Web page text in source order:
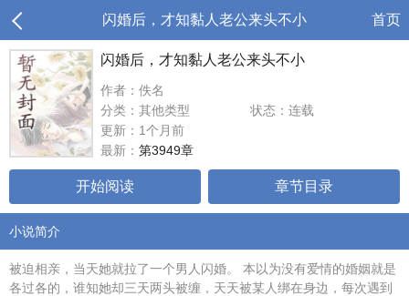
闪婚后，才知黏人老公来头不小 首页
闪婚后，才知黏人老公来头不小
作者：佚名
分类：其他类型
状态：连载
更新：1个月前
最新： 第3949章
开始阅读 章节目录
小说简介
被迫相亲，当天她就拉了一个男人闪婚。 本以为没有爱情的婚姻就是
各过各的，谁知她却三天两头被缠，天天被某人绑在身边，每次遇到